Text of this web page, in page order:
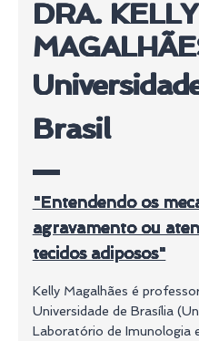
DRA. KELLY
Brasil
"Entendendo os
agravamento ou
tecidos adiposos"
Kelly Magalhães é
Universidade de Brasília
Laboratório de Imunologia